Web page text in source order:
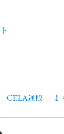
CELA通販 よ